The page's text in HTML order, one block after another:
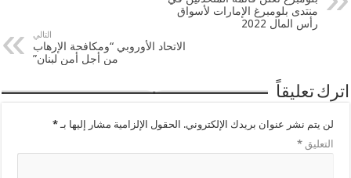
منتدى بلومبرغ الإمارات لأسواق
رأس المال 2022
التالي
الاتحاد الأوروبي “ومكافحة الإرهاب
من أجل أمن لبنان”
اترك تعليقاً
لن يتم نشر عنوان بريدك الإلكتروني. الحقول الإلزامية مشار إليها بـ*
التعليق*